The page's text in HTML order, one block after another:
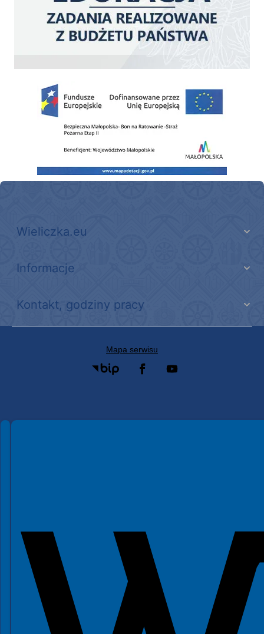
Zakup fabrycznie nowego, średniego samochodu ratowniczo-gaśniczego z
Wieliczka.eu
Informacje
Kontakt, godziny pracy
Mapa serwisu
Spełniamy standardy WCAG 2.2
Spełniamy standardy W3C